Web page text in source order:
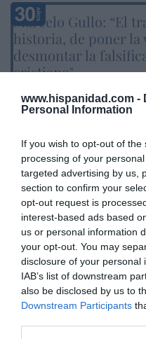
www.hispanidad.com -
Personal Information
If you wish to opt-out of
processing of your
targeted advertising by us,
section to confirm your
opt-out request is
interest-based ads based
us or personal information
your opt-out. You may
disclosure of your personal
IAB’s list of downstream
also be disclosed by us to
Downstream Participants
Marcelo Gullo: “El
historia, de poner la
desmontar la
cristiano"
por Hispanidad
Artículos anteriores
DIARIO DE LA
Diario de la
Oír se manifiesta
“Pedro Sánchez es
por Redacción
Artículos anteriores
Enormes minucias